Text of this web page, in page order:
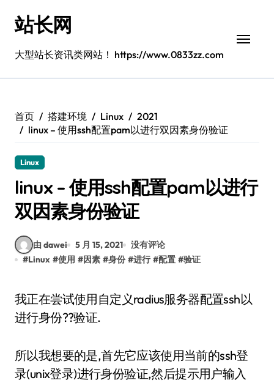
站长网
大型站长资讯类网站！ https://www.0833zz.com
首页 搭建环境 Linux
2021
linux – 使用ssh配置pam以进行双因素身份验证
Linux
linux – 使用ssh配置pam以进行
双因素身份验证
由 dawei 5 月 15, 2021
没有评论
#Linux #使用 #因素 #身份 #进行 #配置 #验证
我正在尝试使用自定义radius服务器配置ssh以
进行身份??验证.
所以我想要的是,首先它应该使用当前的ssh登
录(unix登录)进行身份验证,然后提示用户输入